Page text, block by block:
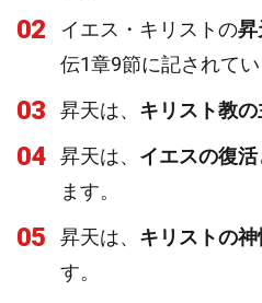
02 イエス・キリストの昇
伝1章9節に記されてい
03 昇天は、 キリスト教の
04 昇天は、 イエスの復活
ます。
05 昇天は、 キリストの神
す。